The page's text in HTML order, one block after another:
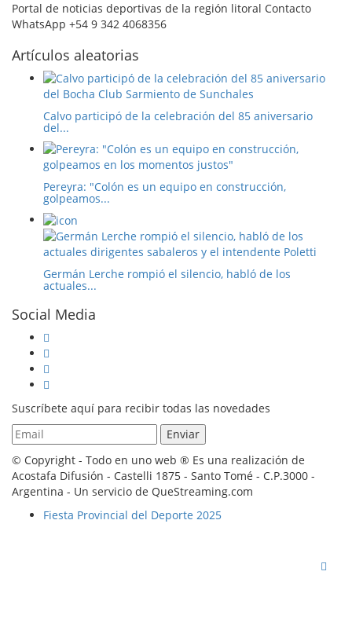
Portal de noticias deportivas de la región litoral Contacto
WhatsApp +54 9 342 4068356
Artículos aleatorias
Calvo participó de la celebración del 85 aniversario
del...
Pereyra: "Colón es un equipo en construcción,
golpeamos...
Germán Lerche rompió el silencio, habló de los
actuales...
Social Media
Suscríbete aquí para recibir todas las novedades
© Copyright - Todo en uno web ® Es una realización de
Acostafa Difusión - Castelli 1875 - Santo Tomé - C.P.3000 -
Argentina - Un servicio de QueStreaming.com
Fiesta Provincial del Deporte 2025